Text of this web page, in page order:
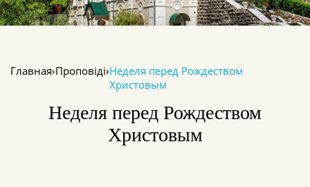
Главная›Проповіді›Неделя перед Рождеством
Христовым
Неделя перед Рождеством
Христовым